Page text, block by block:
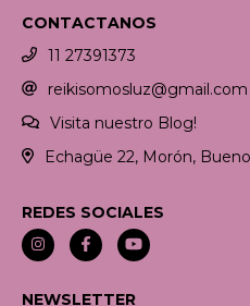
CONTACTANOS
11 27391373
reikisomosluz@gmail.com
Visita nuestro Blog!
Echagüe 22, Morón,
REDES SOCIALES
NEWSLETTER